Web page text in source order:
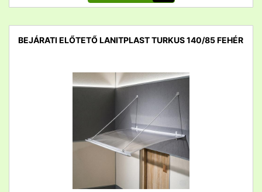
BEJÁRATI ELŐTETŐ LANITPLAST TURKUS 140/85 FEHÉR